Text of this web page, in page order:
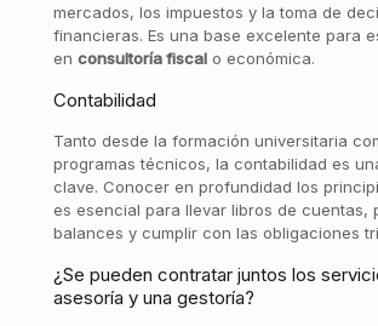
mercados, los impuestos y la toma de
financieras. Es una base excelente para
en consultoría fiscalo económica.
Contabilidad
Tanto desde la formación universitaria
programas técnicos, la contabilidad es
clave. Conocer en profundidad los
es esencial para llevar libros de cuentas,
balances y cumplir con las obligaciones
¿Se pueden contratar juntos los
asesoría y una gestoría?